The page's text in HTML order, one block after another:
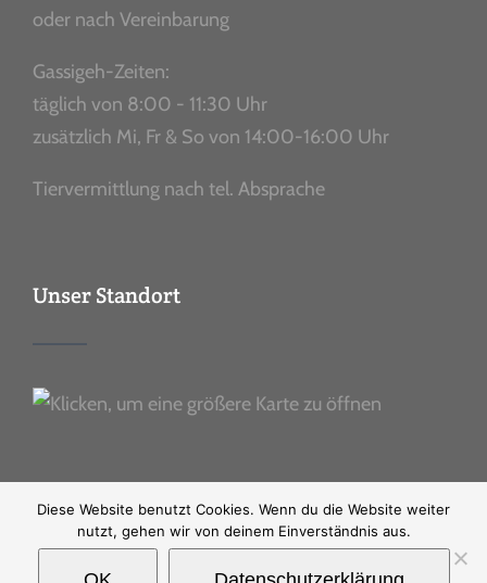
oder nach Vereinbarung
Gassigeh-Zeiten:
täglich von 8:00 - 11:30 Uhr
zusätzlich Mi, Fr & So von 14:00-16:00 Uhr
Tiervermittlung nach tel. Absprache
Unser Standort
Diese Website benutzt Cookies. Wenn du die Website weiter
nutzt, gehen wir von deinem Einverständnis aus.